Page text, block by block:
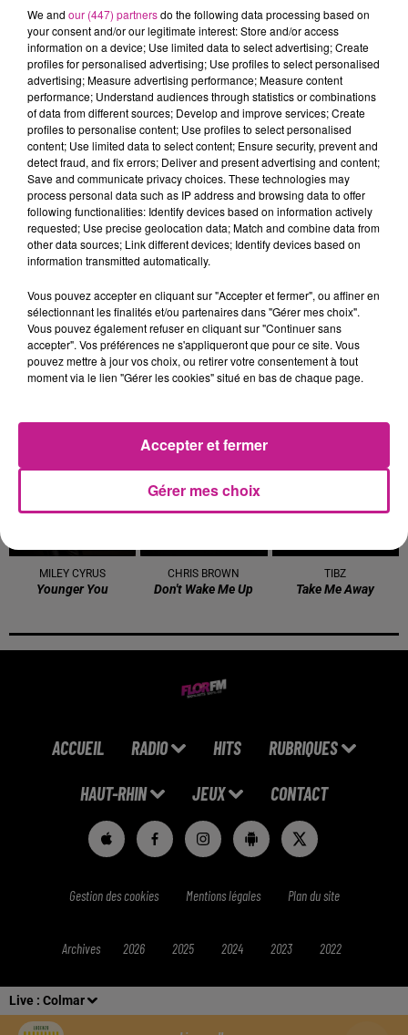
Live : Colmar
en morceaux.
TITRES DIFFUSÉS Voir plus
5h53
5h53
LUCENZO
Limoncello
5h50
5h50
GIMS
Emprise
5h47
5h47
MYLES SMITH
Drive Safe
MILEY CYRUS
Younger You
5h31
5h31
CHRIS BROWN
Don't Wake Me Up
TIBZ
Take Me Away
ACCUEIL RADIO HITS RUBRIQUES
HAUT-RHIN JEUX CONTACT
Gestion des cookies Mentions légales Plan du site
Archives 2026 2025 2024 2023 2022
We and our (447) partnersdo the following data processing based on
your consent and/or our legitimate interest: Store and/or access
information on a device; Use limited data to select advertising; Create
profiles for personalised advertising; Use profiles to select personalised
advertising; Measure advertising performance; Measure content
performance; Understand audiences through statistics or combinations
of data from different sources; Develop and improve services; Create
profiles to personalise content; Use profiles to select personalised
content; Use limited data to select content; Ensure security, prevent and
detect fraud, and fix errors; Deliver and present advertising and content;
Save and communicate privacy choices. These technologies may
process personal data such as IP address and browsing data to offer
following functionalities: Identify devices based on information actively
requested; Use precise geolocation data; Match and combine data from
other data sources; Link different devices; Identify devices based on
information transmitted automatically.
Vous pouvez accepter en cliquant sur "Accepter et fermer", ou affiner en
sélectionnant les finalités et/ou partenaires dans "Gérer mes choix".
Vous pouvez également refuser en cliquant sur "Continuer sans
accepter". Vos préférences ne s'appliqueront que pour ce site. Vous
pouvez mettre à jour vos choix, ou retirer votre consentement à tout
moment via le lien "Gérer les cookies" situé en bas de chaque page.
Gérer mes choix
Accepter et fermer